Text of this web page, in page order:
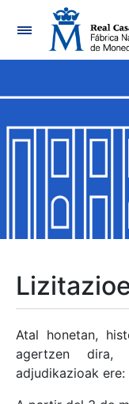
Erakutsi/
Erakutsi/
Erakutsi/
Erakutsi/Ezkutatu
Atal honetan,
agertzen
adjudikazioak ere: